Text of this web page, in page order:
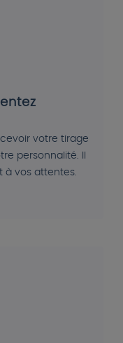
votre tirage
personnalité. Il
à vos attentes.